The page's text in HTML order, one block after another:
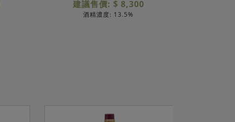
建議售價: $ 8,300
酒精濃度: 13.5%